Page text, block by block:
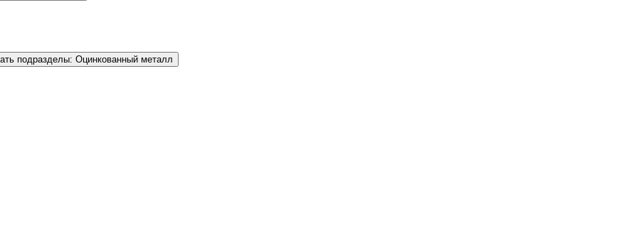
подразделы: Оцинкованный металл